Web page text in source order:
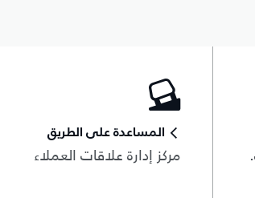
المساعدة على الطريق
مركز إدارة علاقات العملاء